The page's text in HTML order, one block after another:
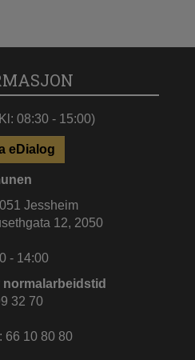
08:30 - 15:00)
eDialog
Jessheim
12, 2050
- 14:00
32 70
66 10 80 80